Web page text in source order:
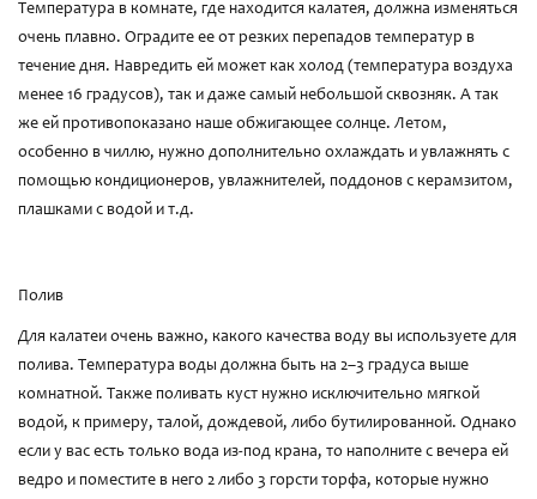
Температура в комнате, где находится калатея, должна изменяться
очень плавно. Оградите ее от резких перепадов температур в
течение дня. Навредить ей может как холод (температура воздуха
менее 16 градусов), так и даже самый небольшой сквозняк. А так
же ей противопоказано наше обжигающее солнце. Летом,
особенно в чиллю, нужно дополнительно охлаждать и увлажнять с
помощью кондиционеров, увлажнителей, поддонов с керамзитом,
плашками с водой и т.д.
Полив
Для калатеи очень важно, какого качества воду вы используете для
полива. Температура воды должна быть на 2–3 градуса выше
комнатной. Также поливать куст нужно исключительно мягкой
водой, к примеру, талой, дождевой, либо бутилированной. Однако
если у вас есть только вода из-под крана, то наполните с вечера ей
ведро и поместите в него 2 либо 3 горсти торфа, которые нужно